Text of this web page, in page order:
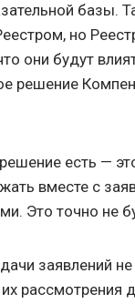
базы.
но
они будут
решение
есть —
вместе с
Это точно не
заявлений не
рассмотрения